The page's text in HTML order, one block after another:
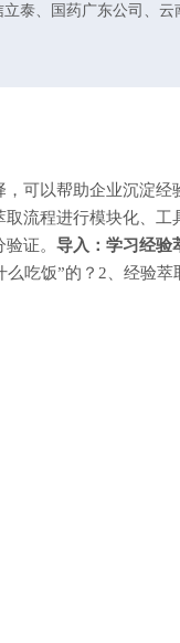
泰、国药广东公司、
可以帮助企业沉淀
流程进行模块化、
证。 导入：学习经验
么吃饭”的？2、经验